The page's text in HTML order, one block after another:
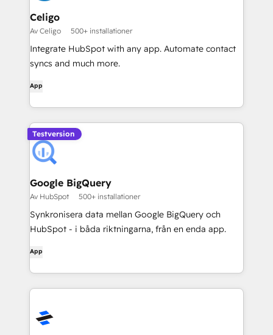
Celigo
Av Celigo 500+ installationer
Integrate HubSpot with any app. Automate contact
syncs and much more.
App
Testversion
Google BigQuery
Av HubSpot 500+ installationer
Synkronisera data mellan Google BigQuery och
HubSpot - i båda riktningarna, från en enda app.
App